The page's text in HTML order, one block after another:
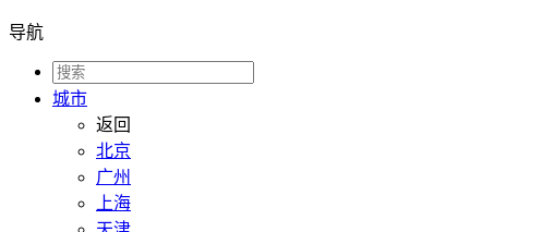
导航
城市
返回
北京
广州
上海